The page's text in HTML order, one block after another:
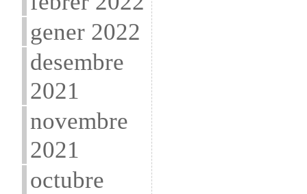
gener 2022
desembre
2021
novembre
2021
octubre